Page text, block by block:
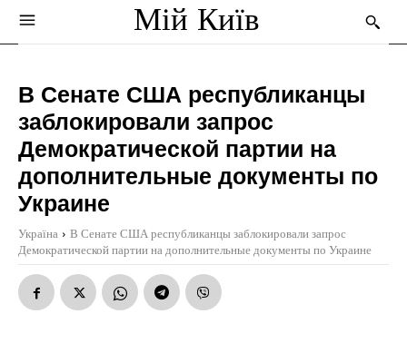
Мій Київ
В Сенате США республиканцы
заблокировали запрос
Демократической партии на
дополнительные документы по
Украине
Україна
В Сенате США республиканцы заблокировали запрос
Демократической партии на дополнительные документы по Украине